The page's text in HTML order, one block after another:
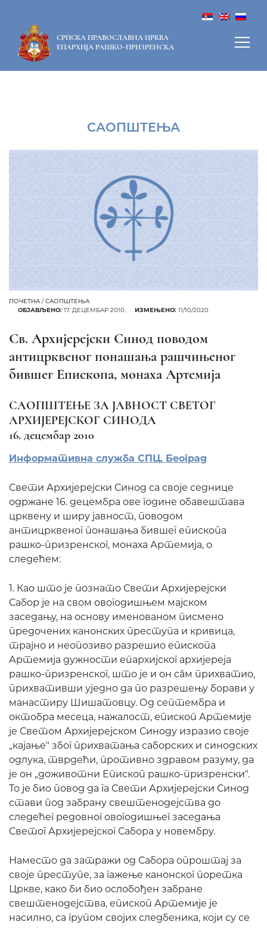
СРПСКА ПРАВОСЛАВНА ЦРКВА
ЕПАРХИЈА РАШКО-ПРИЗРЕНСКА
САОПШТЕЊА
ПОЧЕТНА /САОПШТЕЊА
ОБЈАВЉЕНО: 17. ДЕЦЕМБАР 2010. ИЗМЕЊЕНО: 11/10/2020
Св. Архијерејски Синод поводом
антицрквеног понашања рашчињеног
бившег Епископа, монаха Артемија
САОПШТЕЊЕ ЗА ЈАВНОСТ СВЕТОГ
АРХИЈЕРЕЈСКОГ СИНОДА
16. децембар 2010
Информативна служба СПЦ, Београд
Свети Архијерејски Синод са своје седнице
одржане 16. децембра ове године обавештава
црквену и ширу јавност, поводом
антицрквеног понашања бившег епископа
рашко-призренског, монаха Артемија, о
следећем:
1. Као што је познато Свети Архијерејски
Сабор је на свом овогодишњем мајском
заседању, на основу именованом писмено
предочених канонских преступа и кривица,
трајно и неопозиво разрешио епископа
Артемија дужности епархијског архијереја
рашко-призренског, што је и он сâм прихватио,
прихвативши уједно да по разрешењу борави у
манастиру Шишатовцу. Од септембра и
октобра месеца, нажалост, епископ Артемије
је Светом Архијерејском Синоду изразио своје
„кајање" због прихватања саборских и синодских
одлука, тврдећи, противно здравом разуму, да
је он „доживотни Епископ рашко-призренски".
То је био повод да га Свети Архијерејски Синод
стави под забрану свештенодејства до
следећег редовног овогодишњег заседања
Светог Архијерејског Сабора у новембру.
Наместо да затражи од Сабора опроштај за
своје преступе, за гажење канонског поретка
Цркве, како би био ослобођен забране
свештенодејства, епископ Артемије је
насилно, са групом својих следбеника, који су се